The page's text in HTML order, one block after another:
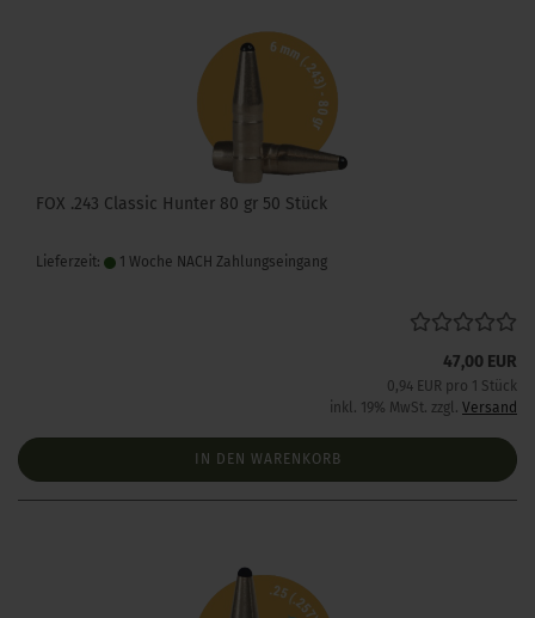
FOX .243 Classic Hunter 80 gr 50 Stück
Lieferzeit: 1 Woche NACH Zahlungseingang
47,00 EUR
0,94 EUR pro 1 Stück
inkl. 19% MwSt. zzgl. Versand
IN DEN WARENKORB